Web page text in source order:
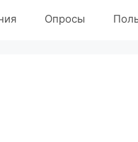
Опросы